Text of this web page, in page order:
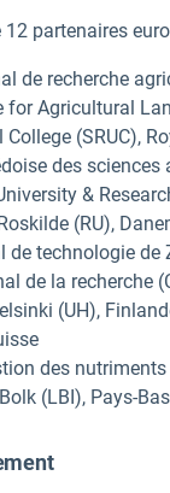
12 partenaires
de recherche
for Agricultural
College (SRUC),
des sciences
&
(RU),
de technologie de
de la recherche
(UH),
des
(LBI), Pays-Bas